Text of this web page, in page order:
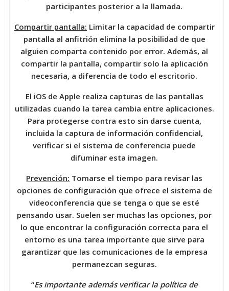
participantes posterior a la llamada.
Compartir pantalla: Limitar la capacidad de compartir
pantalla al anfitrión elimina la posibilidad de que
alguien comparta contenido por error. Además, al
compartir la pantalla, compartir solo la aplicación
necesaria, a diferencia de todo el escritorio.
El iOS de Apple realiza capturas de las pantallas
utilizadas cuando la tarea cambia entre aplicaciones.
Para protegerse contra esto sin darse cuenta,
incluida la captura de información confidencial,
verificar si el sistema de conferencia puede
difuminar esta imagen.
Prevención: Tomarse el tiempo para revisar las
opciones de configuración que ofrece el sistema de
videoconferencia que se tenga o que se esté
pensando usar. Suelen ser muchas las opciones, por
lo que encontrar la configuración correcta para el
entorno es una tarea importante que sirve para
garantizar que las comunicaciones de la empresa
permanezcan seguras.
“Es importante además verificar la política de